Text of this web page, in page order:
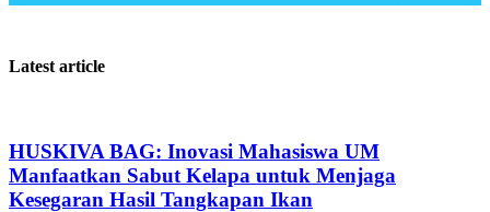
Latest article
HUSKIVA BAG: Inovasi Mahasiswa UM
Manfaatkan Sabut Kelapa untuk Menjaga
Kesegaran Hasil Tangkapan Ikan